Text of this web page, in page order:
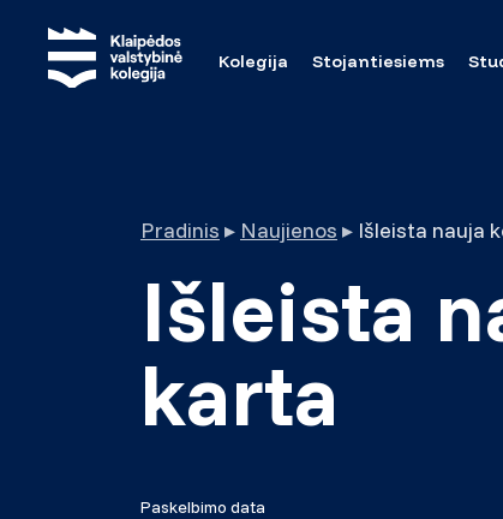
Kolegija Stojantiesiems
Pradinis ▸ Naujienos ▸ Išleista nauja
Išleista
karta
Paskelbimo data